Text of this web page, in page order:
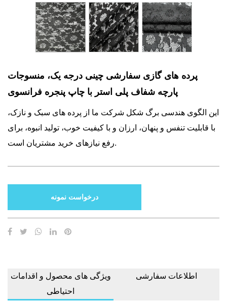
پرده های گازی سفارشی چینی درجه یک، منسوجات
پارچه شفاف پلی استر با چاپ پنجره فرانسوی
این الگوی هندسی برگ شکل شرکت ما از پرده های سبک و نازک،
با قابلیت تنفس و پنهان، ارزان و با کیفیت خوب، تولید انبوه، برای
رفع نیازهای خرید مشتریان است.
درخواست نمونه
ویژگی های محصول و اقدامات
احتیاطی
اطلاعات سفارشی